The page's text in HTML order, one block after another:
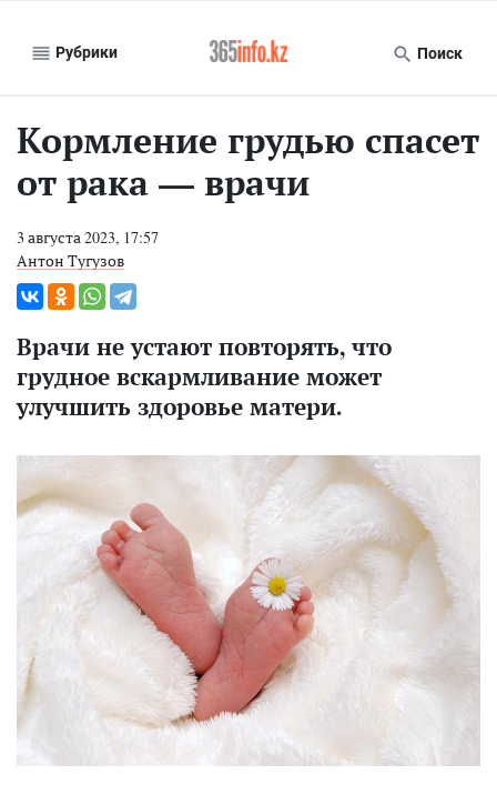
Рубрики Поиск
Кормление грудью спасет
от рака — врачи
3 августа 2023, 17:57
Антон Тугузов
Врачи не устают повторять, что
грудное вскармливание может
улучшить здоровье матери.